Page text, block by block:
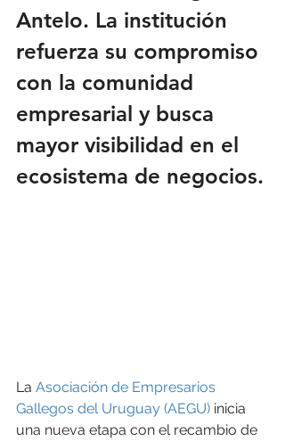
Antelo. La institución
refuerza su compromiso
con la comunidad
empresarial y busca
mayor visibilidad en el
ecosistema de negocios.
La Asociación de Empresarios
Gallegos del Uruguay (AEGU) inicia
una nueva etapa con el recambio de